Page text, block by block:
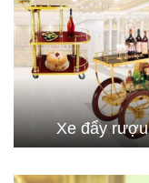
Xe đẩy rượu